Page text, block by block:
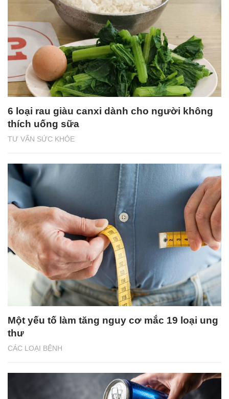
TƯ VẤN SỨC KHỎE
6 loại rau giàu canxi dành cho người không
thích uống sữa
CÁC LOẠI BỆNH
Một yếu tố làm tăng nguy cơ mắc 19 loại ung
thư